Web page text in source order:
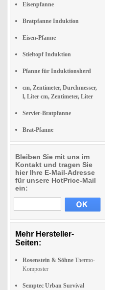
Eisenpfanne
Bratpfanne Induktion
Eisen-Pfanne
Stieltopf Induktion
Pfanne für Induktionsherd
cm, Zentimeter, Durchmesser,
l, Liter cm, Zentimeter, Liter
Servier-Bratpfanne
Brat-Pfanne
Bleiben Sie mit uns im
Kontakt und tragen Sie
hier Ihre E-Mail-Adresse
für unsere HotPrice-Mail
ein:
Mehr Hersteller-
Seiten:
Rosenstein & Söhne Thermo-
Komposter
Semptec Urban Survival